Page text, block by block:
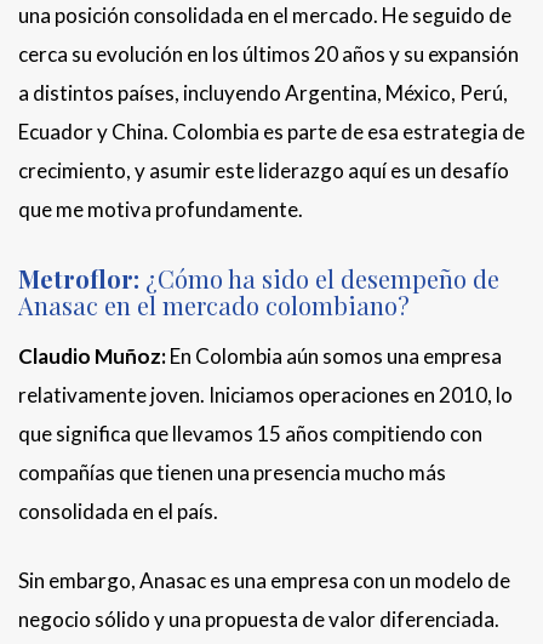
una posición consolidada en el mercado. He seguido de
cerca su evolución en los últimos 20 años y su expansión
a distintos países, incluyendo Argentina, México, Perú,
Ecuador y China. Colombia es parte de esa estrategia de
crecimiento, y asumir este liderazgo aquí es un desafío
que me motiva profundamente.
Metroflor: ¿Cómo ha sido el desempeño de
Anasac en el mercado colombiano?
Claudio Muñoz:En Colombia aún somos una empresa
relativamente joven. Iniciamos operaciones en 2010, lo
que significa que llevamos 15 años compitiendo con
compañías que tienen una presencia mucho más
consolidada en el país.
Sin embargo, Anasac es una empresa con un modelo de
negocio sólido y una propuesta de valor diferenciada.